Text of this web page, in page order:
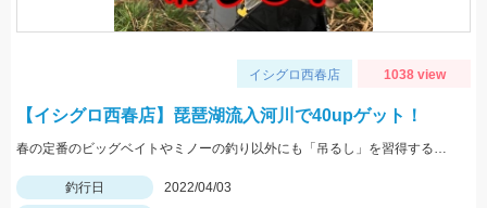
イシグロ西春店 1038 view
【イシグロ西春店】琵琶湖流入河川で40upゲット！
春の定番のビッグベイトやミノーの釣り以外にも「吊るし」を習得すると魚に触りやすくなりますよ！
釣行日
2022/04/03